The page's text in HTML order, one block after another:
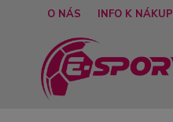
O NÁS INFO K